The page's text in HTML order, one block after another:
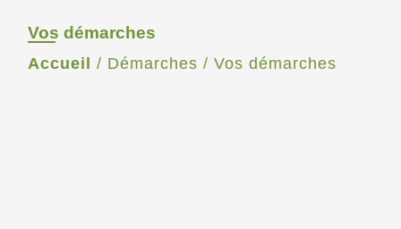
Vos démarches
Accueil / Démarches / Vos démarches